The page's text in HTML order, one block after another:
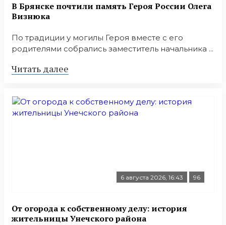
В Брянске почтили память Героя России Олега
Визнюка
По традиции у могилы Героя вместе с его
родителями собрались заместитель начальника ...
Читать далее
6 августа 2026, 16:43 96
От огорода к собственному делу: история
жительницы Унечского района